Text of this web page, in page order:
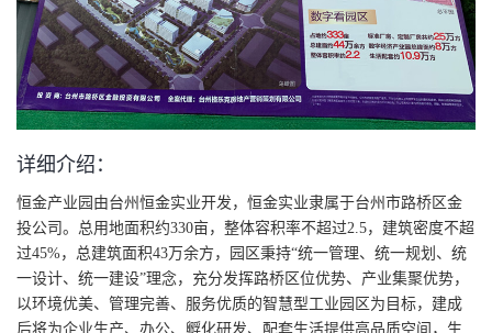
详细介绍：
恒金产业园由台州恒金实业开发，恒金实业隶属于台州市路桥区金
投公司。总用地面积约330亩，整体容积率不超过2.5，建筑密度不超
过45%，总建筑面积43万余方，园区秉持“统一管理、统一规划、统
一设计、统一建设”理念，充分发挥路桥区位优势、产业集聚优势，
以环境优美、管理完善、服务优质的智慧型工业园区为目标，建成
后将为企业生产、办公、孵化研发、配套生活提供高品质空间，生